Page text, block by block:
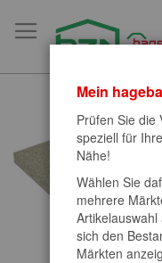
zum
Inhalt
Bildergalerie
springen
Mein
Prüfen Sie die
speziell für
Nähe!
Wählen Sie
mehrere
sich den
Märkten